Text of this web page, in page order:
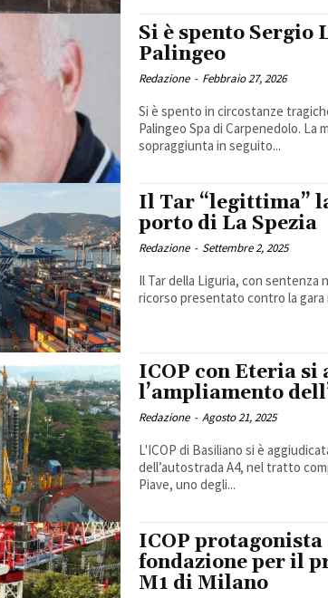
Si è spento
Palingeo
Redazione - Febbraio 27, 2026
Si è spento in circostanze
Palingeo Spa di Carpenedolo.
sopraggiunta in seguito...
Il Tar “legittima”
porto di La Spezia
Redazione - Settembre 2, 2025
Il Tar della Liguria, con sentenza
ricorso presentato contro la gara
ICOP con Eteria si
l’ampliamento
Redazione - Agosto 21, 2025
L'ICOP di Basiliano si è
dell’autostrada A4, nel tratto
Piave, uno degli...
ICOP
fondazione per il
M1 di Milano